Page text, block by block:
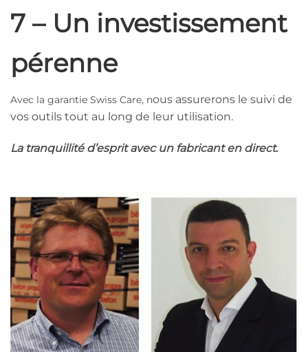
7 – Un investissement
pérenne
Avec la garantie Swiss Care, nous assurerons le suivi de
vos outils tout au long de leur utilisation.
La tranquillité d’esprit avec un fabricant en direct.